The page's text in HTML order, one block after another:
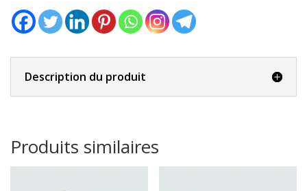
Description du produit
Produits similaires